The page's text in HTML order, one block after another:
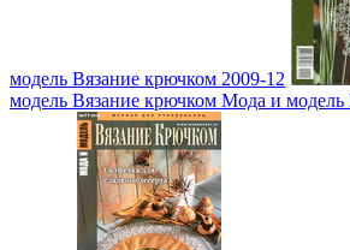
модель Вязание крючком 2009-12
модель Вязание крючком Мода и